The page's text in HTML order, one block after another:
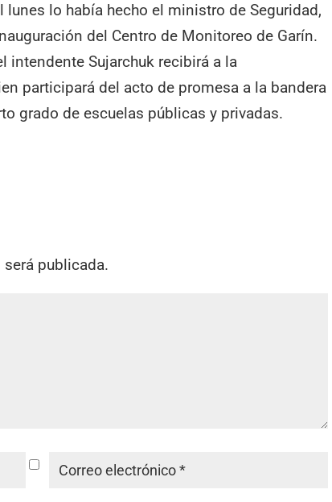
lo había hecho el ministro de Seguridad,
del Centro de Monitoreo de Garín.
intendente Sujarchuk recibirá a la
participará del acto de promesa a la bandera
grado de escuelas públicas y privadas.
publicada.